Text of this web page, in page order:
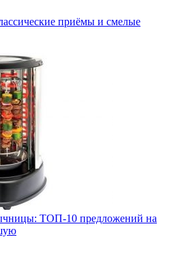
приёмы и смелые
ТОП-10 предложений на